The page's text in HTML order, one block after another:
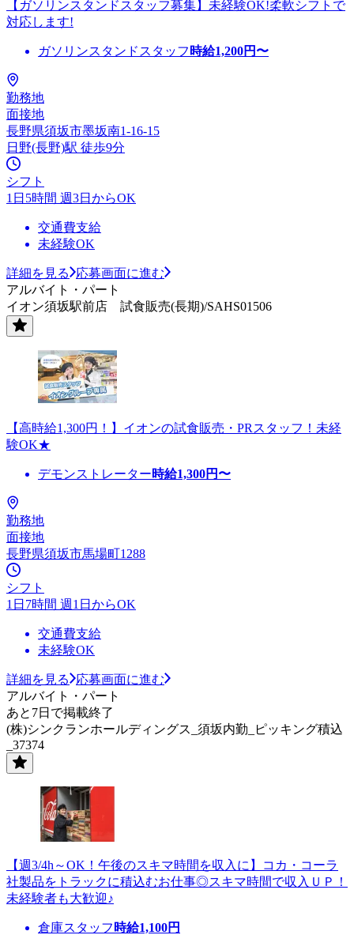
【ガソリンスタンドスタッフ募集】未経験OK!柔軟シフトで
対応します!
ガソリンスタンドスタッフ 時給1,200円〜
勤務地
面接地
長野県須坂市墨坂南1-16-15
日野(長野)駅 徒歩9分
シフト
1日5時間 週3日からOK
交通費支給
未経験OK
詳細を見る
応募画面に進む
アルバイト・パート
イオン須坂駅前店 試食販売(長期)/SAHS01506
【高時給1,300円！】イオンの試食販売・PRスタッフ！未経
験OK★
デモンストレーター時給1,300円〜
勤務地
面接地
長野県須坂市馬場町1288
シフト
1日7時間 週1日からOK
交通費支給
未経験OK
詳細を見る
応募画面に進む
アルバイト・パート
あと7日で掲載終了
(株)シンクランホールディングス_須坂内勤_ピッキング積込
_37374
【週3/4h～OK！午後のスキマ時間を収入に】コカ・コーラ
社製品をトラックに積込むお仕事◎スキマ時間で収入ＵＰ！
未経験者も大歓迎♪
倉庫スタッフ 時給1,100円